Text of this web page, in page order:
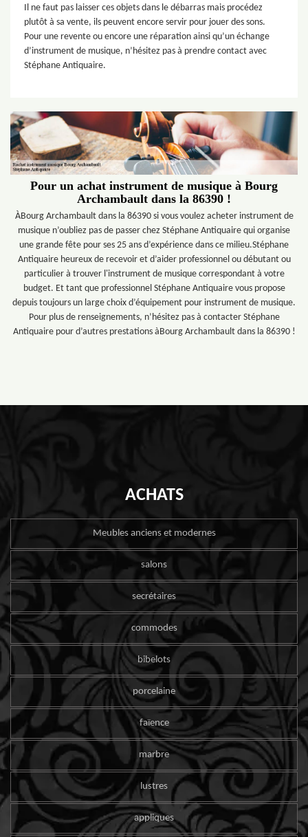
Il ne faut pas laisser ces objets dans le débarras mais procédez
plutôt à sa vente, ils peuvent encore servir pour jouer des sons.
Pour une revente ou encore une réparation ainsi qu’un échange
d’instrument de musique, n’hésitez pas à prendre contact avec
Stéphane Antiquaire.
Pour un achat instrument de musique à Bourg
Archambault dans la 86390 !
ÀBourg Archambault dans la 86390 si vous voulez acheter instrument de
musique n’oubliez pas de passer chez Stéphane Antiquaire qui organise
une grande fête pour ses 25 ans d’expérience dans ce milieu.Stéphane
Antiquaire heureux de recevoir et d’aider professionnel ou débutant ou
particulier à trouver l'instrument de musique correspondant à votre
budget. Et tant que professionnel Stéphane Antiquaire vous propose
depuis toujours un large choix d’équipement pour instrument de musique.
Pour plus de renseignements, n’hésitez pas à contacter Stéphane
Antiquaire pour d’autres prestations àBourg Archambault dans la 86390 !
ACHATS
Meubles anciens et modernes
salons
secrétaires
commodes
bibelots
porcelaine
faïence
marbre
lustres
appliques